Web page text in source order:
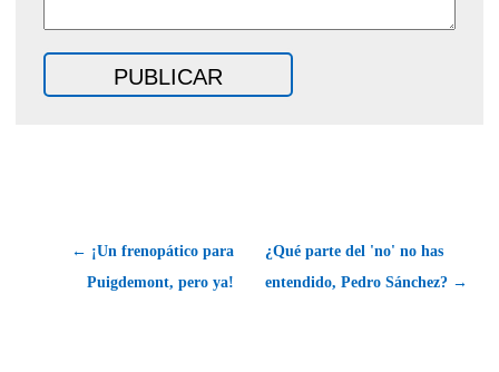
← ¡Un frenopático para
Puigdemont, pero ya!
¿Qué parte del 'no' no has
entendido, Pedro Sánchez? →